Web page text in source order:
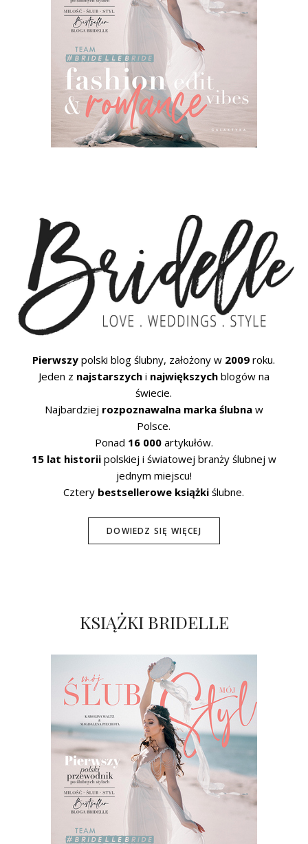
Pierwszy polski blog ślubny, założony w 2009 roku.
Jeden z najstarszychi największychblogów na
świecie.
Najbardziej rozpoznawalna marka ślubnaw
Polsce.
Ponad 16 000artykułów.
15 lat historiipolskiej i światowej branży ślubnej w
jednym miejscu!
Cztery bestsellerowe książki ślubne.
DOWIEDZ SIĘ WIĘCEJ
KSIĄŻKI BRIDELLE